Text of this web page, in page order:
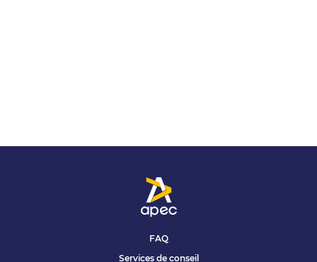
FAQ
Services de conseil